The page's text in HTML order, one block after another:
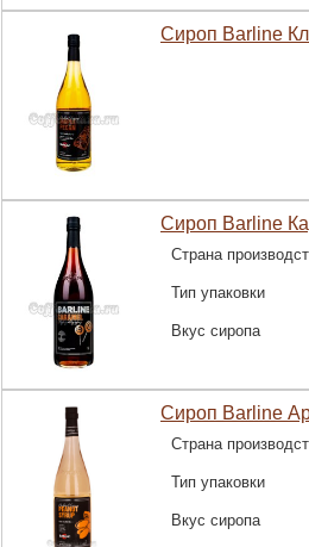
Сироп Barline
Сироп Barline
Страна
Тип упаковки
Вкус сиропа
Сироп Barline
Страна
Тип упаковки
Вкус сиропа